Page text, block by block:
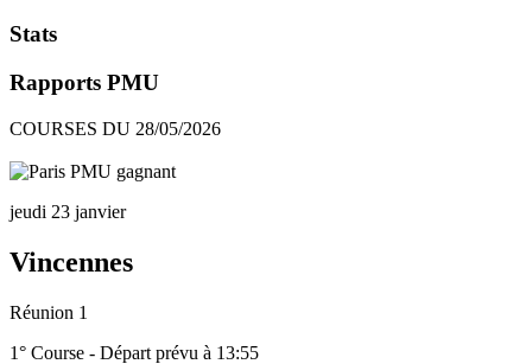
Stats
Rapports PMU
COURSES DU 28/05/2026
jeudi 23 janvier
Vincennes
Réunion 1
1° Course - Départ prévu à 13:55